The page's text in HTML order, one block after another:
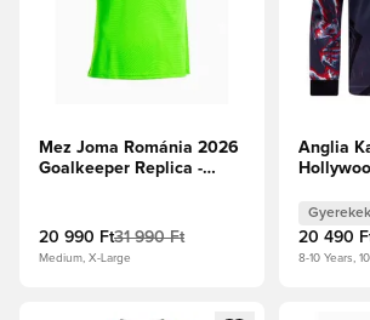
Mez Joma Románia 2026
Goalkeeper Replica -
20 990 Ft31 990 Ft
Medium, X-Large
Anglia
Gyerek
Gyerekek
20 490
8-10 Years,